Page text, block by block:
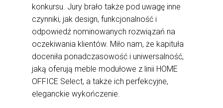
konkursu. Jury brało także pod uwagę inne
czynniki, jak design, funkcjonalność i
odpowiedź nominowanych rozwiązań na
oczekiwania klientów. Miło nam, że kapituła
doceniła ponadczasowość i uniwersalność,
jaką oferują meble modułowe z linii HOME
OFFICE Select, a także ich perfekcyjne,
eleganckie wykończenie.